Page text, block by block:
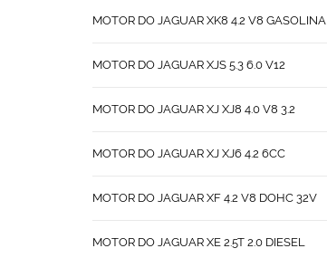
MOTOR DO JAGUAR XK8 4.2 V8 GASOLINA
MOTOR DO JAGUAR XJS 5.3 6.0 V12
MOTOR DO JAGUAR XJ XJ8 4.0 V8 3.2
MOTOR DO JAGUAR XJ XJ6 4.2 6CC
MOTOR DO JAGUAR XF 4.2 V8 DOHC 32V
MOTOR DO JAGUAR XE 2.5T 2.0 DIESEL